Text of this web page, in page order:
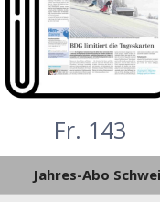
Fr. 143
Jahres-Abo